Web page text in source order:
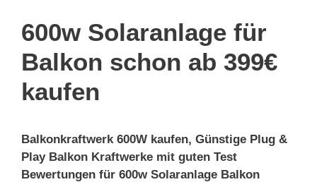
600w Solaranlage für
Balkon schon ab 399€
kaufen
Balkonkraftwerk 600W kaufen, Günstige Plug &
Play Balkon Kraftwerke mit guten Test
Bewertungen für 600w Solaranlage Balkon